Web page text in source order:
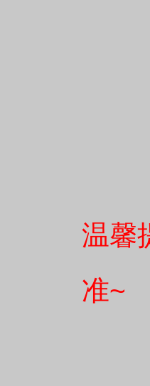
温馨
准~